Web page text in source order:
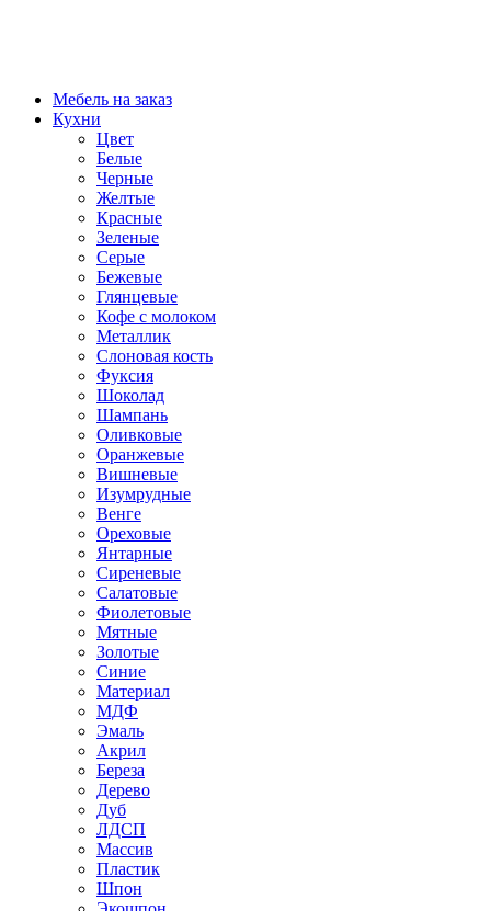
Мебель на заказ
Кухни
Цвет
Белые
Черные
Желтые
Красные
Зеленые
Серые
Бежевые
Глянцевые
Кофе с молоком
Металлик
Слоновая кость
Фуксия
Шоколад
Шампань
Оливковые
Оранжевые
Вишневые
Изумрудные
Венге
Ореховые
Янтарные
Сиреневые
Салатовые
Фиолетовые
Мятные
Золотые
Синие
Материал
МДФ
Эмаль
Акрил
Береза
Дерево
Дуб
ЛДСП
Массив
Пластик
Шпон